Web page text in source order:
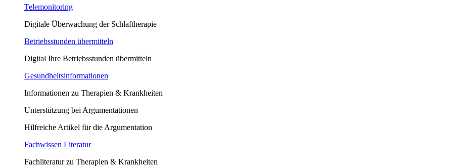
Telemonitoring
Digitale Überwachung der Schlaftherapie
Betriebsstunden übermitteln
Digital Ihre Betriebsstunden übermitteln
Gesundheitsinformationen
Informationen zu Therapien & Krankheiten
Unterstützung bei Argumentationen
Hilfreiche Artikel für die Argumentation
Fachwissen Literatur
Fachliteratur zu Therapien & Krankheiten